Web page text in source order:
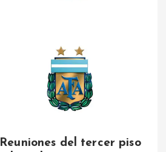
del tercer piso